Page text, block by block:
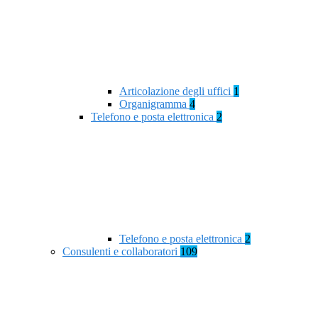
Articolazione degli uffici 1
Organigramma 4
Telefono e posta elettronica 2
Telefono e posta elettronica 2
Consulenti e collaboratori 109